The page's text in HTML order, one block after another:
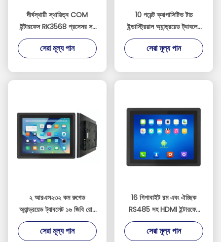
দীর্ঘস্থায়ী স্থায়িত্ব COM
ইন্টারফেস RK3568 প্রসেসর সহ
টেকসই শিল্প ট্যাবলেট
সেরা মূল্য পান
10 পয়েন্ট ক্যাপাসিটিভ টাচ
ইন্ডাস্ট্রিয়াল অ্যান্ড্রয়েড ট্যাবলেট
RK3568 প্রসেসর এবং ঐচ্ছিক
RS485 যোগাযোগ দিয়ে সজ্জিত
সেরা মূল্য পান
২ আরএস২৩২ কম রুগেড
অ্যান্ড্রয়েড ট্যাবলেট ১৬ জিবি রোম
সহ জল ও ধুলো প্রতিরোধী
সেরা মূল্য পান
16 গিগাবাইট রম এবং ঐচ্ছিক
RS485 সহ HDMI ইন্টারফেস
ইন্ডাস্ট্রিয়াল অ্যান্ড্রয়েড ট্যাবলেট
সেরা মূল্য পান